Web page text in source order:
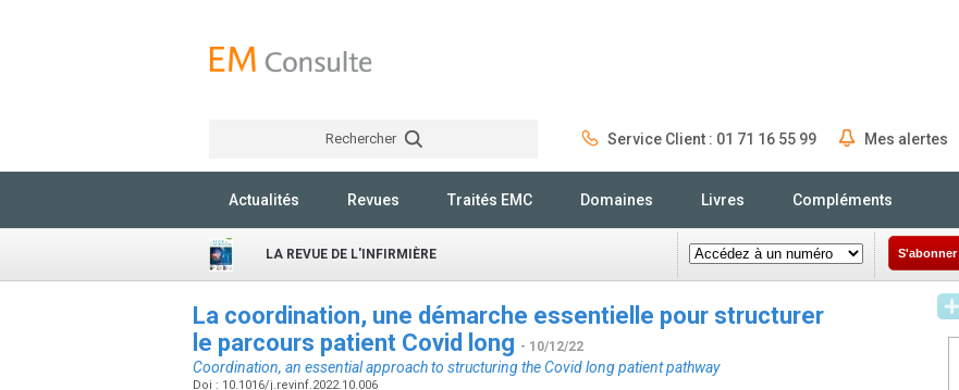
Rechercher Service Client : 01 71 16 55 99 Mes alertes
Actualités Revues Traités EMC Domaines Livres Compléments
LA REVUE DE L'INFIRMIÈRE S'abonner
La coordination, une démarche essentielle pour structurer
le parcours patient Covid long - 10/12/22
Coordination, an essential approach to structuring the Covid long patient pathway
Doi : 10.1016/j.revinf.2022.10.006